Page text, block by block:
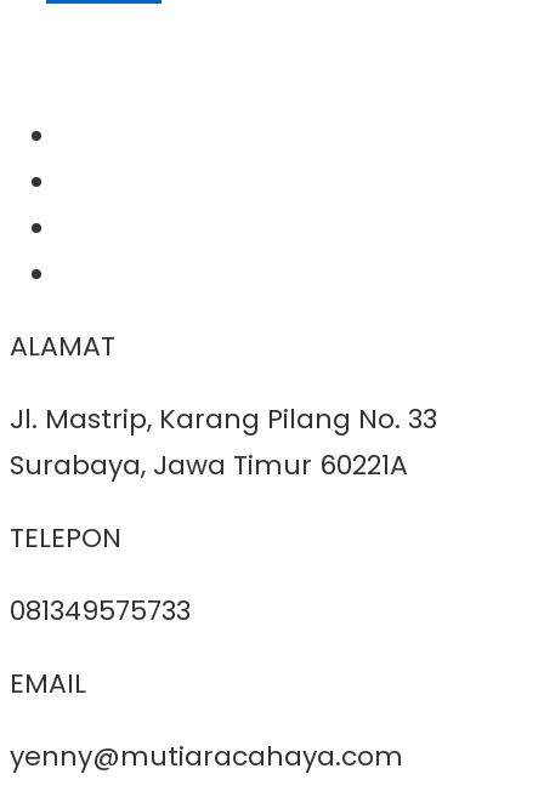
ALAMAT
Jl. Mastrip, Karang Pilang No. 33
Surabaya, Jawa Timur 60221A
TELEPON
081349575733
EMAIL
yenny@mutiaracahaya.com